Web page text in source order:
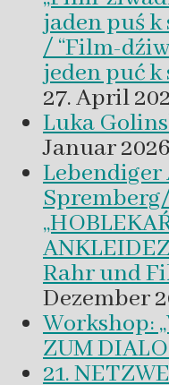
jaden puś
/ “Film-
jeden puć k
27. April
Luka
Januar 2026
Rahr und
Dezember
Workshop:
ZUM
21.